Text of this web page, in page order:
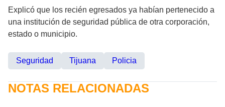
Explicó que los recién egresados ya habían pertenecido a
una institución de seguridad pública de otra corporación,
estado o municipio.
Seguridad Tijuana Policia
NOTAS RELACIONADAS